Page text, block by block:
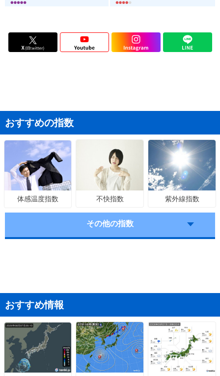
おすすめの指数
体感温度指数 不快指数 紫外線指数
その他の指数
おすすめ情報